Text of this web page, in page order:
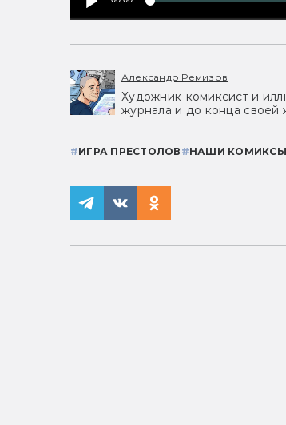
Александр Ремизов
Художник-комиксист и
журнала и до конца своей
#ИГРА ПРЕСТОЛОВ #НАШИ КОМИКСЫ